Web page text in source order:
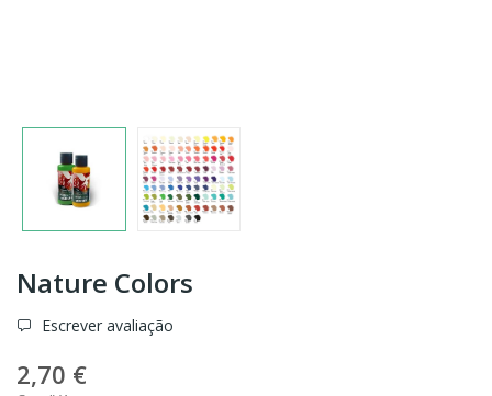
Nature Colors
Escrever avaliação
2,70 €